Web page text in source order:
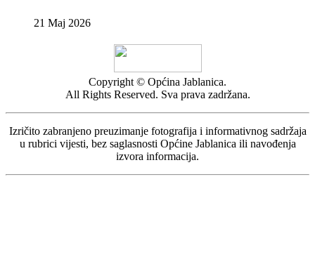
21 Maj 2026
Copyright © Općina Jablanica.
All Rights Reserved. Sva prava zadržana.
Izričito zabranjeno preuzimanje fotografija i informativnog sadržaja
u rubrici vijesti, bez saglasnosti Općine Jablanica ili navođenja
izvora informacija.